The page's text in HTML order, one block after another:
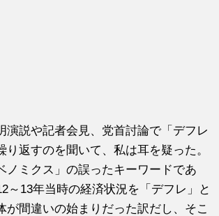
演説や記者会見、党首討論で「デフレ
り返すのを聞いて、私は耳を疑った。
ノミクス」の誤ったキーワードであ
～13年当時の経済状況を「デフレ」と
が間違いの始まりだった訳だし、そこ